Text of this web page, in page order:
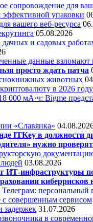
сопровождение для
упаковки
вашего веб-ресурса
05.08.2026
и садовых
данные взломают
просто ждать патча
животных
в 2026
000 мА·ч: Bigme
«Славянка»
ITKey в должности
нужно
03.08.2026
ИТ-инфраструктуры
киберрисков
персональный
с совершенным сервисом
задержек 31.07.2026
в